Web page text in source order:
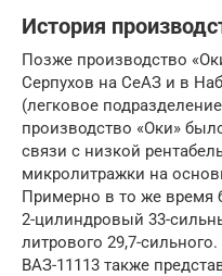
История
Позже производство
Серпухов на СеАЗ и в
(легковое
производство «Оки»
связи с низкой
микролитражки на
Примерно в то же время
2-цилиндровый 33-
литрового 29,7-
ВАЗ-11113 также